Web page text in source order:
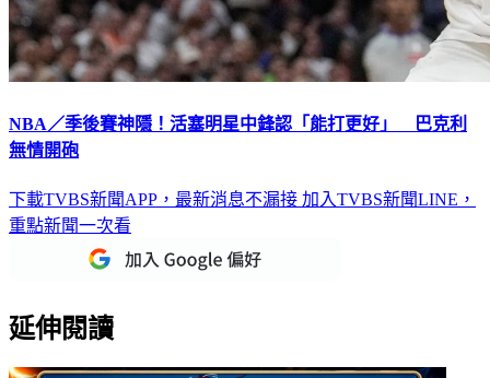
NBA／季後賽神隱！活塞明星中鋒認「能打更好」 巴克利
無情開砲
下載TVBS新聞APP，最新消息不漏接 加入TVBS新聞LINE，
重點新聞一次看
延伸閱讀